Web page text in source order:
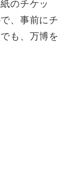
のチケッ
、事前にチ
も、万博を